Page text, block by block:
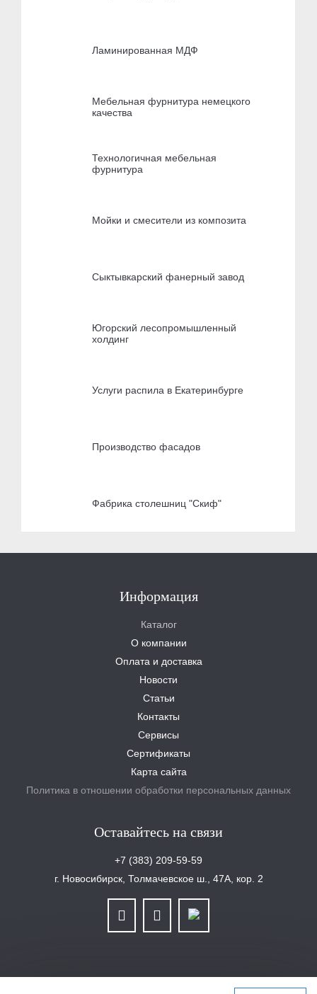
Ламинированная МДФ
Мебельная фурнитура немецкого
качества
Технологичная мебельная
фурнитура
Мойки и смесители из композита
Сыктывкарский фанерный завод
Югорский лесопромышленный
холдинг
Услуги распила в Екатеринбурге
Производство фасадов
Фабрика столешниц "Скиф"
Информация
Каталог
О компании
Оплата и доставка
Новости
Статьи
Контакты
Сервисы
Сертификаты
Карта сайта
Политика в отношении обработки персональных данных
Оставайтесь на связи
+7 (383) 209-59-59
г. Новосибирск, Толмачевское ш., 47А, кор. 2
ООО «Уралплит» | ИНН/КПП 6679025768/667901001 | ОГРН 1126679029465